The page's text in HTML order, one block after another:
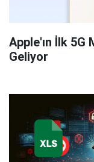
Apple'ın İlk 5G
Geliyor